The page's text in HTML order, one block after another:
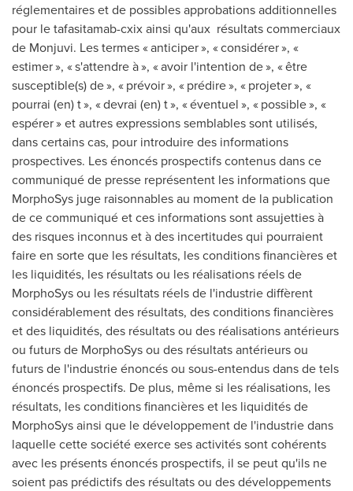
réglementaires et de possibles approbations additionnelles
pour le tafasitamab-cxix ainsi qu'aux résultats commerciaux
de Monjuvi. Les termes « anticiper », « considérer », «
estimer », « s'attendre à », « avoir l'intention de », « être
susceptible(s) de », « prévoir », « prédire », « projeter », «
pourrai (en) t », « devrai (en) t », « éventuel », « possible », «
espérer » et autres expressions semblables sont utilisés,
dans certains cas, pour introduire des informations
prospectives. Les énoncés prospectifs contenus dans ce
communiqué de presse représentent les informations que
MorphoSys juge raisonnables au moment de la publication
de ce communiqué et ces informations sont assujetties à
des risques inconnus et à des incertitudes qui pourraient
faire en sorte que les résultats, les conditions financières et
les liquidités, les résultats ou les réalisations réels de
MorphoSys ou les résultats réels de l'industrie diffèrent
considérablement des résultats, des conditions financières
et des liquidités, des résultats ou des réalisations antérieurs
ou futurs de MorphoSys ou des résultats antérieurs ou
futurs de l'industrie énoncés ou sous-entendus dans de tels
énoncés prospectifs. De plus, même si les réalisations, les
résultats, les conditions financières et les liquidités de
MorphoSys ainsi que le développement de l'industrie dans
laquelle cette société exerce ses activités sont cohérents
avec les présents énoncés prospectifs, il se peut qu'ils ne
soient pas prédictifs des résultats ou des développements